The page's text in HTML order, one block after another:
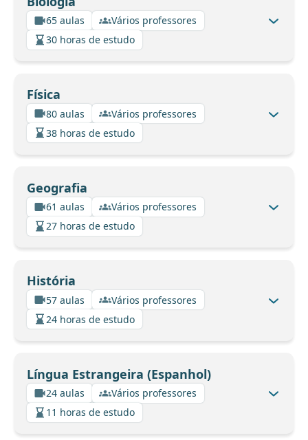
65 aulas
Vários professores
30 horas de estudo
Física
80 aulas
Vários professores
38 horas de estudo
Geografia
61 aulas
Vários professores
27 horas de estudo
História
57 aulas
Vários professores
24 horas de estudo
Língua Estrangeira (Espanhol)
24 aulas
Vários professores
11 horas de estudo